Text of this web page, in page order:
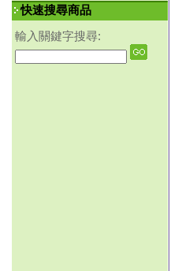
快速搜尋商品
輸入關鍵字搜尋: